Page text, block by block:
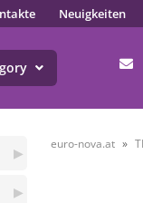
Neuigkeiten
▶
▶
euro-nova.at